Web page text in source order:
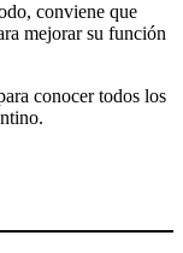
conviene que
mejorar su función
conocer todos los